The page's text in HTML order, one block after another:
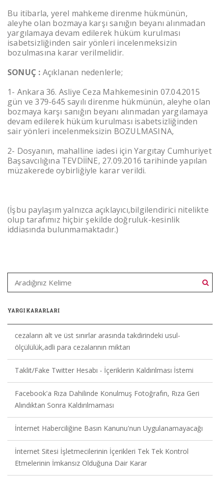
Bu itibarla, yerel mahkeme direnme hükmünün,
aleyhe olan bozmaya karşı sanığın beyanı alınmadan
yargılamaya devam edilerek hüküm kurulması
isabetsizliğinden sair yönleri incelenmeksizin
bozulmasına karar verilmelidir.
SONUÇ : Açıklanan nedenlerle;
1- Ankara 36. Asliye Ceza Mahkemesinin 07.04.2015
gün ve 379-645 sayılı direnme hükmünün, aleyhe olan
bozmaya karşı sanığın beyanı alınmadan yargılamaya
devam edilerek hüküm kurulması isabetsizliğinden
sair yönleri incelenmeksizin BOZULMASINA,
2- Dosyanın, mahalline iadesi için Yargıtay Cumhuriyet
Başsavcılığına TEVDİİNE, 27.09.2016 tarihinde yapılan
müzakerede oybirliğiyle karar verildi.
(İşbu paylaşım yalnızca açıklayıcı,bilgilendirici nitelikte
olup tarafımız hiçbir şekilde doğruluk-kesinlik
iddiasında bulunmamaktadır.)
YARGI KARARLARI
cezaların alt ve üst sınırlar arasında takdirindeki usul-
ölçülülük,adli para cezalarının miktarı
Taklit/Fake Twitter Hesabı - İçeriklerin Kaldırılması İstemi
Facebook'a Rıza Dahilinde Konulmuş Fotoğrafın, Rıza Geri
Alındıktan Sonra Kaldırılmaması
İnternet Haberciliğine Basın Kanunu'nun Uygulanamayacağı
İnternet Sitesi İşletmecilerinin İçerikleri Tek Tek Kontrol
Etmelerinin İmkansız Olduğuna Dair Karar